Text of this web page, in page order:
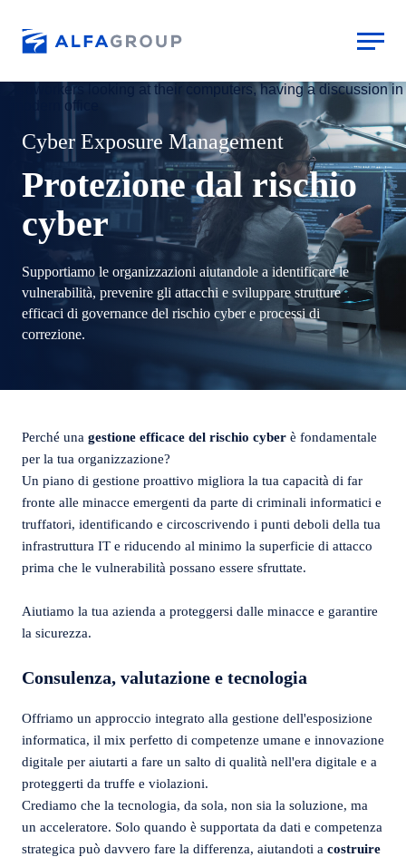
Cyber Exposure Management
Protezione dal rischio
cyber
Supportiamo le organizzazioni aiutandole a identificare le
vulnerabilità, prevenire gli attacchi e sviluppare strutture
efficaci di governance del rischio cyber e processi di
correzione.
Perché una gestione efficace del rischio cyber è fondamentale
per la tua organizzazione?
Un piano di gestione proattivo migliora la tua capacità di far
fronte alle minacce emergenti da parte di criminali informatici e
truffatori, identificando e circoscrivendo i punti deboli della tua
infrastruttura IT e riducendo al minimo la superficie di attacco
prima che le vulnerabilità possano essere sfruttate.
Aiutiamo la tua azienda a proteggersi dalle minacce e garantire
la sicurezza.
Consulenza, valutazione e tecnologia
Offriamo un approccio integrato alla gestione dell'esposizione
informatica, il mix perfetto di competenze umane e innovazione
digitale per aiutarti a fare un salto di qualità nell'era digitale e a
proteggerti da truffe e violazioni.
Crediamo che la tecnologia, da sola, non sia la soluzione, ma
un acceleratore. Solo quando è supportata da dati e competenza
strategica può davvero fare la differenza, aiutandoti a costruire